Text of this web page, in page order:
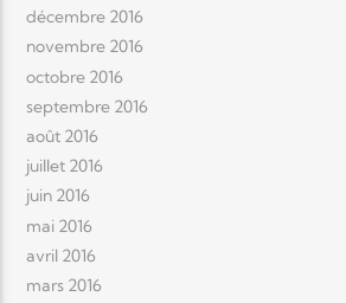
décembre 2016
novembre 2016
octobre 2016
septembre 2016
août 2016
juillet 2016
juin 2016
mai 2016
avril 2016
mars 2016